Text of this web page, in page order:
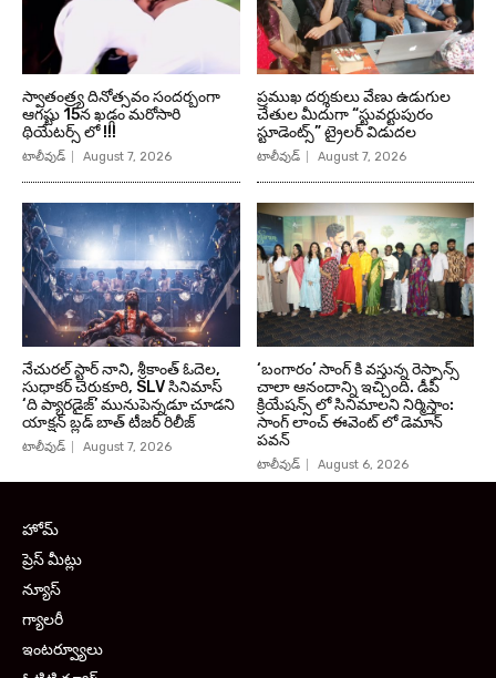
స్వాతంత్ర్య దినోత్సవం సందర్బంగా
ఆగష్టు 15న ఖడ్గం మరోసారి
థియేటర్స్ లో !!!
టాలీవుడ్ August 7, 2026
ప్రముఖ దర్శకులు వేణు ఉడుగుల
చేతుల మీదుగా “స్టువర్టుపురం
స్టూడెంట్స్” ట్రైలర్ విడుదల
టాలీవుడ్ August 7, 2026
నేచురల్ స్టార్ నాని, శ్రీకాంత్ ఓదెల,
సుధాకర్ చెరుకూరి, SLV సినిమాస్
‘ది ప్యారడైజ్’ మునుపెన్నడూ చూడని
యాక్షన్ బ్లడ్ బాత్ టీజర్ రిలీజ్
టాలీవుడ్ August 7, 2026
‘బంగారం’ సాంగ్ కి వస్తున్న రెస్పాన్స్
చాలా ఆనందాన్ని ఇచ్చింది. డీపీ
క్రియేషన్స్ లో సినిమాలని నిర్మిస్తాం:
సాంగ్ లాంచ్ ఈవెంట్ లో డెమాన్
పవన్
టాలీవుడ్ August 6, 2026
హోమ్
ప్రెస్ మీట్లు
న్యూస్
గ్యాలరీ
ఇంటర్వ్యూలు